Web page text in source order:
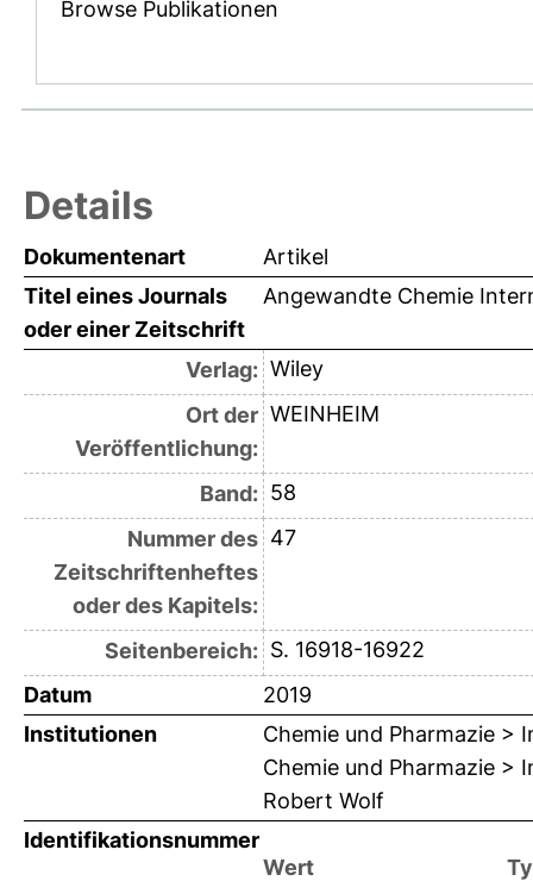
Browse Publikationen
Details
Dokumentenart
Artikel
Titel eines Journals
oder einer Zeitschrift
Angewandte Chemie
Verlag: Wiley
Ort der
Veröffentlichung:
WEINHEIM
Band: 58
Nummer des
Zeitschriftenheftes
oder des Kapitels:
47
Seitenbereich: S. 16918-16922
Datum
2019
Institutionen
Chemie und Pharmazie >
Chemie und Pharmazie >
Robert Wolf
Identifikationsnummer
Wert